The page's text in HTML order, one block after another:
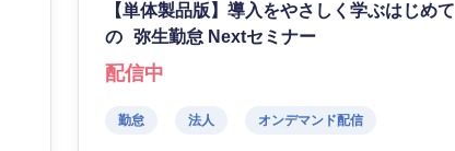
【単体製品版】導入をやさしく学ぶはじめて
の 弥生勤怠 Nextセミナー
配信中
勤怠 法人 オンデマンド配信